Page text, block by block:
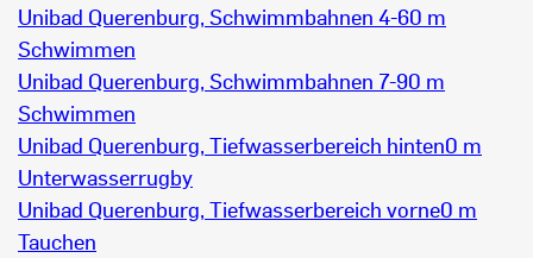
Unibad Querenburg, Schwimmbahnen 4-60 m
Schwimmen
Unibad Querenburg, Schwimmbahnen 7-90 m
Schwimmen
Unibad Querenburg, Tiefwasserbereich hinten0 m
Unterwasserrugby
Unibad Querenburg, Tiefwasserbereich vorne0 m
Tauchen